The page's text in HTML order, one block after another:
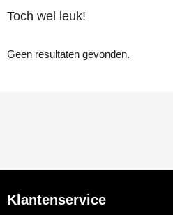
Toch wel leuk!
Geen resultaten gevonden.
Klantenservice